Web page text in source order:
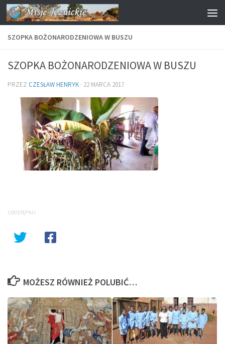
Przejdź do treści
SZOPKA BOŻONARODZENIOWA W BUSZU
SZOPKA BOŻONARODZENIOWA W BUSZU
PRZEZ CZESŁAW HENRYK · 22 MARCA 2017
UDOSTĘPNIJ
MOŻESZ RÓWNIEŻ POLUBIĆ…